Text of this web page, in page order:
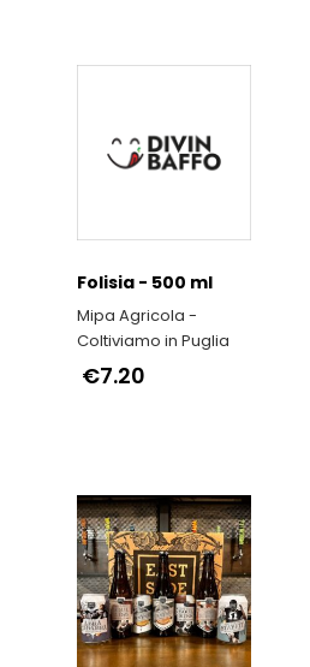
Folisia - 500 ml
Mipa Agricola -
Coltiviamo in Puglia
€7.20